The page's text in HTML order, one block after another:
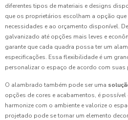
diferentes tipos de materiais e designs
que os proprietários escolham a opção
necessidades e ao orçamento disponível.
galvanizado até opções mais leves e
garante que cada quadra possa ter um
especificações. Essa flexibilidade é um
personalizar o espaço de acordo com suas
O alambrado também pode ser uma
opções de cores e acabamentos, é
harmonize com o ambiente e valorize o
projetado pode se tornar um elemento